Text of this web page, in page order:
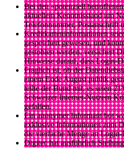
Bei den «potenziell
aktuellem Kenntnisstand um
Telefonnummer, Postanschrift
Kreditkarteninformationen
gespeichert gewesen, und
gestohlen werden, versichert
Hinweise darauf, dass Login-
Fraglich ist, ob der
einem Ende August publik
teilte der Bund mit, es seien
Schweizer Internet-Nutzern
gefallen.
Ein anonymer Informant bot
exklusive Informationen zum
die vierfache Menge an
Digitec hat ausführlich